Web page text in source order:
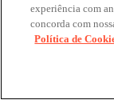
experiência com
concorda com
Política de